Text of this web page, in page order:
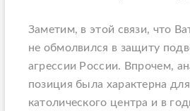
Заметим, в этой связи, что
не обмолвился в защиту
агрессии России. Впрочем,
позиция была характерна
католического центра и в